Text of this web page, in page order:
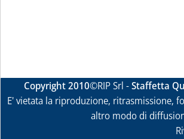
Copyright 2010©RIP Srl -Staffetta
E' vietata la riproduzione, ritrasmissione,
altro modo di